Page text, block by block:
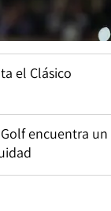
el Clásico
encuentra un